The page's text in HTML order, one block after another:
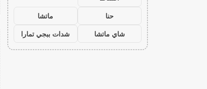
حنا
ماتشا
شاي ماتشا
شدات ببجي تمارا